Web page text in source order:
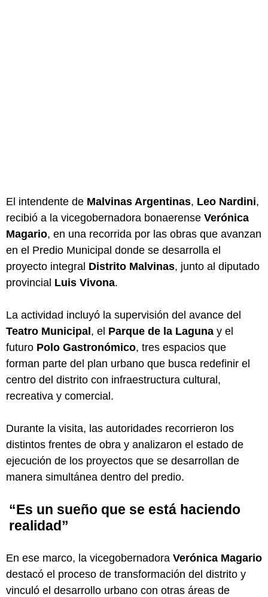
El intendente de Malvinas Argentinas, Leo Nardini,
recibió a la vicegobernadora bonaerense Verónica
Magario, en una recorrida por las obras que avanzan
en el Predio Municipal donde se desarrolla el
proyecto integral Distrito Malvinas, junto al diputado
provincial Luis Vivona.
La actividad incluyó la supervisión del avance del
Teatro Municipal, el Parque de la Laguna y el
futuro Polo Gastronómico, tres espacios que
forman parte del plan urbano que busca redefinir el
centro del distrito con infraestructura cultural,
recreativa y comercial.
Durante la visita, las autoridades recorrieron los
distintos frentes de obra y analizaron el estado de
ejecución de los proyectos que se desarrollan de
manera simultánea dentro del predio.
“Es un sueño que se está haciendo
realidad”
En ese marco, la vicegobernadora Verónica Magario
destacó el proceso de transformación del distrito y
vinculó el desarrollo urbano con otras áreas de